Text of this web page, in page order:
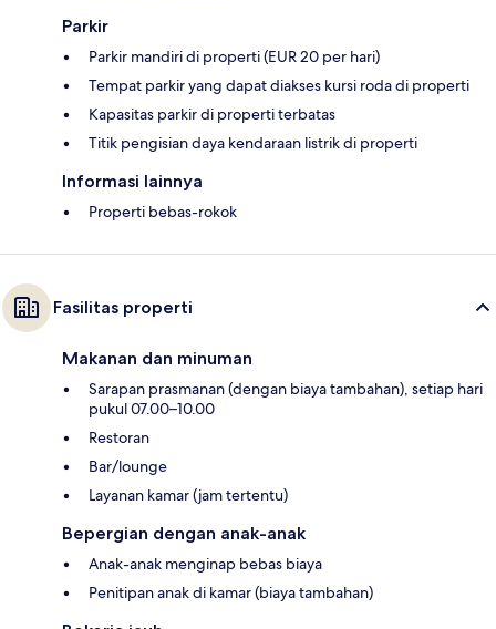
Parkir
Parkir mandiri di properti (EUR 20 per hari)
Tempat parkir yang dapat diakses kursi roda di properti
Kapasitas parkir di properti terbatas
Titik pengisian daya kendaraan listrik di properti
Informasi lainnya
Properti bebas-rokok
Fasilitas properti
Makanan dan minuman
Sarapan prasmanan (dengan biaya tambahan), setiap hari
pukul 07.00–10.00
Restoran
Bar/lounge
Layanan kamar (jam tertentu)
Bepergian dengan anak-anak
Anak-anak menginap bebas biaya
Penitipan anak di kamar (biaya tambahan)